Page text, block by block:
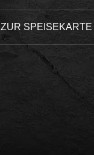
ZUR SPEISEKARTE